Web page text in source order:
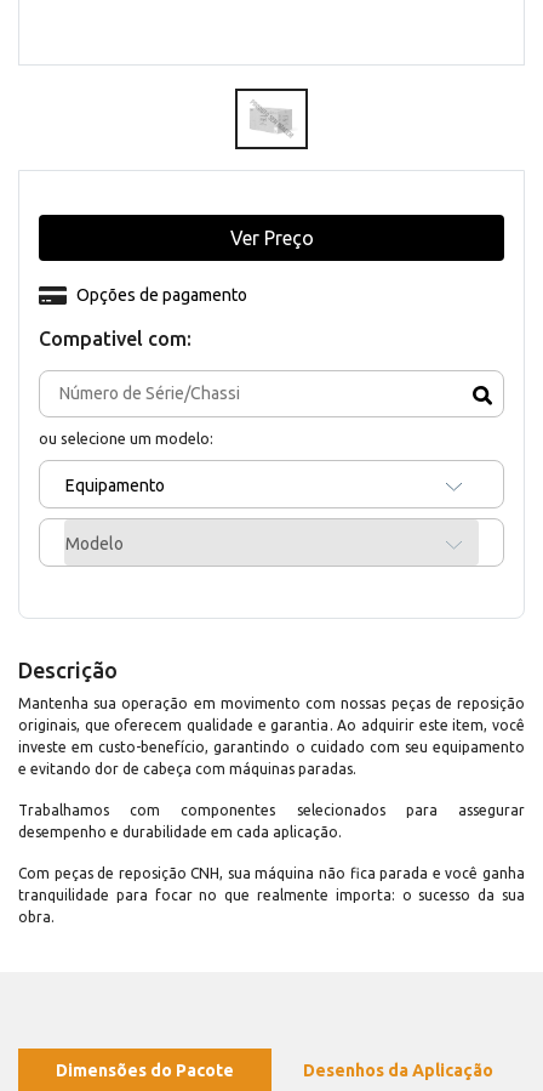
Compativel com:
ou selecione um modelo:
Equipamento
Modelo
Opções de pagamento
Ver Preço
Descrição
Mantenha sua operação em movimento com nossas peças de reposição
originais, que oferecem qualidade e garantia. Ao adquirir este item, você
investe em custo-benefício, garantindo o cuidado com seu equipamento
e evitando dor de cabeça com máquinas paradas.
Trabalhamos com componentes selecionados para assegurar
desempenho e durabilidade em cada aplicação.
Com peças de reposição CNH, sua máquina não fica parada e você ganha
tranquilidade para focar no que realmente importa: o sucesso da sua
obra.
Dimensões do Pacote Desenhos da Aplicação